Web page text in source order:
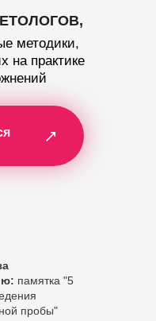
памятка "5
пробы"
методики,
на практике